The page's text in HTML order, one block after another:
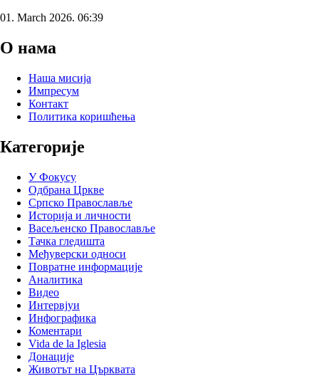
01. March 2026. 06:39
О нама
Наша мисија
Импресум
Контакт
Политика коришћења
Категорије
У Фокусу
Одбрана Цркве
Српско Православље
Историја и личности
Васељенско Православље
Тачка гледишта
Међуверски односи
Повратне информације
Аналитика
Видео
Интервјуи
Инфографика
Коментари
Vida de la Iglesia
Донације
Животът на Църквата